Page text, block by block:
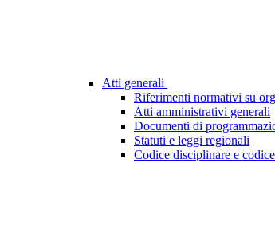
Atti generali
Riferimenti normativi su
Atti amministrativi generali
Documenti di
Statuti e leggi regionali
Codice disciplinare e